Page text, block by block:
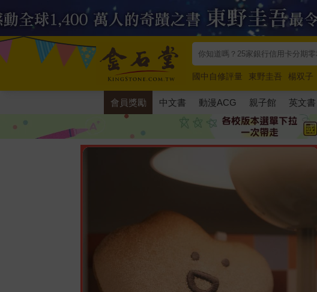
國中自修評量 東野圭吾 楊双子
唯紅花綻放
奧德賽 路邊攤新作
會員獎勵 中文書 動漫ACG 親子館 英文書